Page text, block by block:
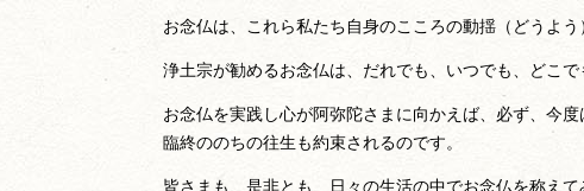
お念仏は、これら私たち自身のこころの動揺（どうよう
浄土宗が勧めるお念仏は、だれでも、いつでも、どこ
お念仏を実践し心が阿弥陀さまに向かえば、必ず、今
臨終ののちの往生も約束されるのです。
皆さまも、是非とも、日々の生活の中でお念仏を称えて